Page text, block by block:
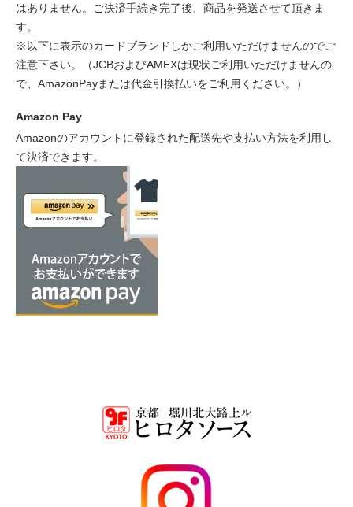
はありません。ご決済手続き完了後、商品を発送させて頂きま
す。
※以下に表示のカードブランドしかご利用いただけませんのでご
注意下さい。（JCBおよびAMEXは現状ご利用いただけませんの
で、AmazonPayまたは代金引換払いをご利用ください。）
Amazon Pay
Amazonのアカウントに登録された配送先や支払い方法を利用し
て決済できます。